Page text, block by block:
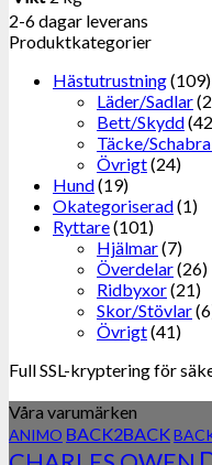
2-6 dagar leverans
Produktkategorier
Hästutrustning(109)
Läder/Sadlar
Bett/Skydd
Täcke/
Övrigt(24)
Hund(19)
Okategoriserad(1)
Ryttare(101)
Hjälmar(7)
Överdelar(26)
Ridbyxor(21)
Skor/Stövlar
Övrigt(41)
Full SSL-kryptering för
Våra varumärken
ANIMO BACK2BACK